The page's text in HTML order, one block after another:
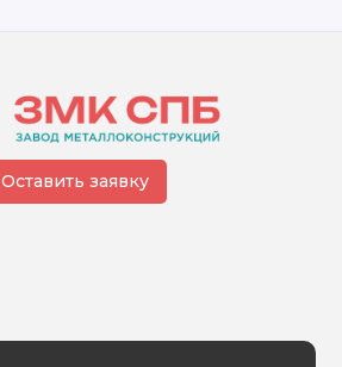
Оставить заявку